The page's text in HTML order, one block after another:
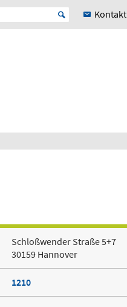
Kontakt
Schloßwender Straße 5+7
30159 Hannover
1210